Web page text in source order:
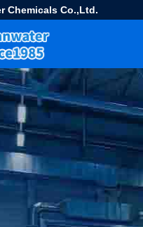
Chemicals Co.,Ltd.